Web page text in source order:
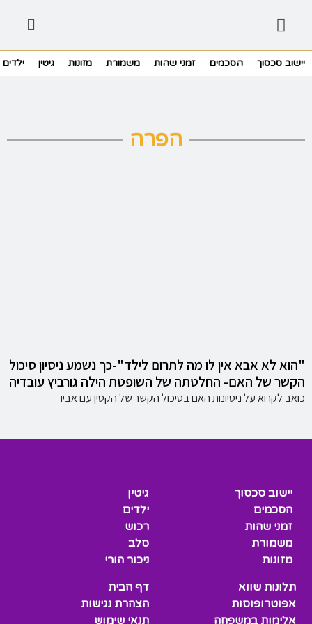
יישוב סכסוך הסכמים זמני שהות משמורת מזונות גיטין ילדים
הפרה
"הוא לא אבא אין לו מה לתרום לילד"-כך נשמע ניסיון סיכול
הקשר של האם- החלטתה של השופטת הילה גורביץ עובדיה
כואב לקרוא על ניסיונות האם בסיכול הקשר של הקטין עם אביו
יישוב סכסוך
הסכמים
זמני שהות
משמורת
מזונות
גיטין
ילדים
רכוש
סלב
ניכור הורי
תלונות שווא
אפוטרופוסות
אלימות במשפחה
דף הבית
הצהרת נגישות
תנאי שימוש